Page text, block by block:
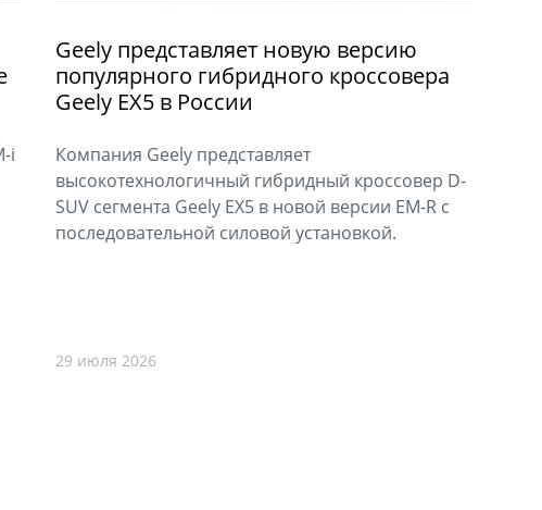
i
Geely представляет новую версию
популярного гибридного кроссовера
Geely EX5 в России
Компания Geely представляет
высокотехнологичный гибридный кроссовер D-
SUV сегмента Geely EX5 в новой версии EM-R с
последовательной силовой установкой.
29 июля 2026